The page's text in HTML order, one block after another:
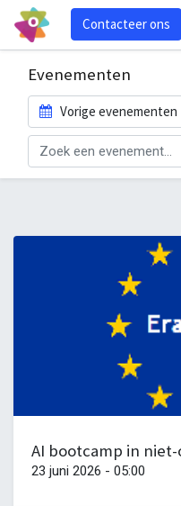
Contacteer ons
Evenementen
Vorige evenementen
23 juni 2026 - 05:00